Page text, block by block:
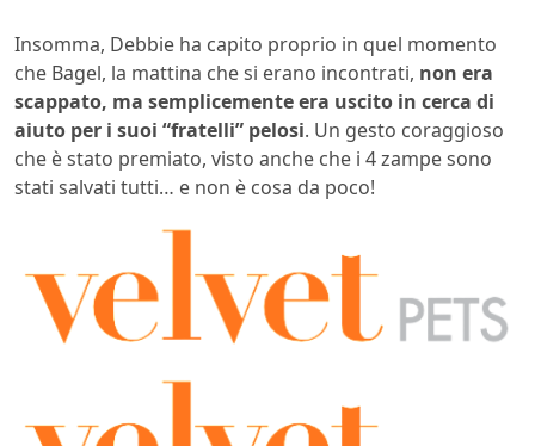
Insomma, Debbie ha capito proprio in quel momento
che Bagel, la mattina che si erano incontrati, non era
scappato, ma semplicemente era uscito in cerca di
aiuto per i suoi “fratelli” pelosi. Un gesto coraggioso
che è stato premiato, visto anche che i 4 zampe sono
stati salvati tutti… e non è cosa da poco!